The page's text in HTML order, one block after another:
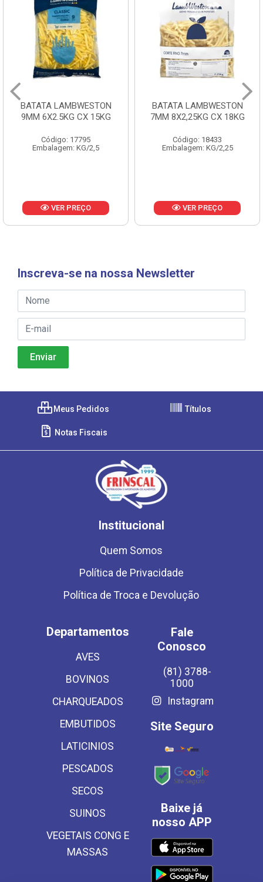
BATATA LAMBWESTON
9MM 6X2.5KG CX 15KG
Código: 17795
Embalagem: KG/2,5
VER PREÇO
BATATA LAMBWESTON
7MM 8X2,25KG CX 18KG
Código: 18433
Embalagem: KG/2,25
VER PREÇO
Inscreva-se na nossa Newsletter
Meus Pedidos Títulos
Notas Fiscais
Institucional
Quem Somos
Política de Privacidade
Política de Troca e Devolução
Departamentos
AVES
BOVINOS
CHARQUEADOS
EMBUTIDOS
LATICINIOS
PESCADOS
SECOS
SUINOS
VEGETAIS CONG E
MASSAS
Fale
Conosco
(81) 3788-
1000
Instagram
Site Seguro
Baixe já
nosso APP